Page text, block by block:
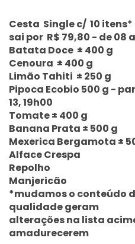
Cesta Single c/ 10 itens*
sai por R$ 79,80 - de 08
Batata Doce ± 400 g
Cenoura ± 400 g
Limão Tahiti ± 250 g
Pipoca Ecobio 500 g -
13, 19h00
Tomate ± 400 g
Banana Prata ± 500 g
Mexerica Bergamota ±
Alface Crespa
Repolho
Manjericão
*mudamos o conteúdo
qualidade geram
alterações na lista
amadurecerem